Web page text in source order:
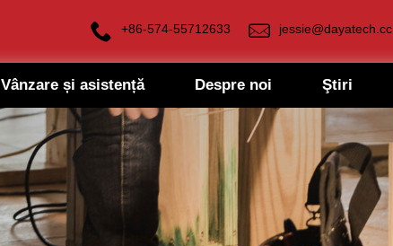
+86-574-55712633 jessie@dayatech.cc
Vânzare și asistență Despre noi Ştiri